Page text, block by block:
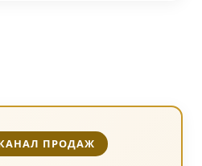
ПРОДАЖ